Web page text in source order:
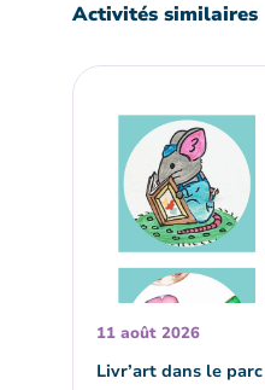
Activités similaires
11 août 2026
Livr’art dans le parc